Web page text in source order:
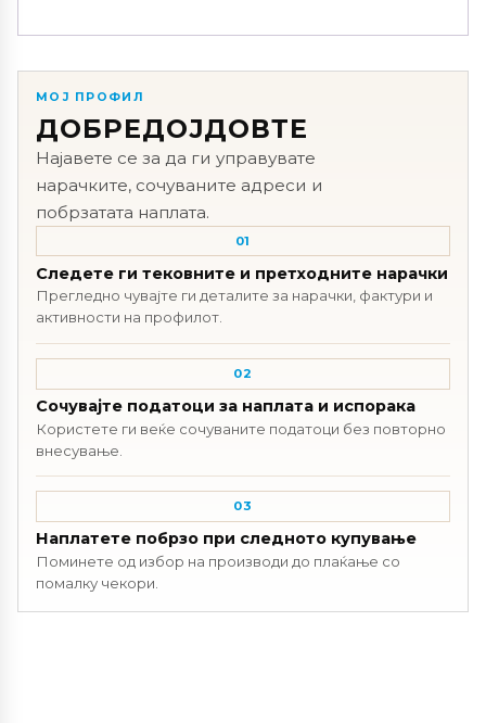
МОЈ ПРОФИЛ
ДОБРЕДОЈДОВТЕ
Најавете се за да ги управувате
нарачките, сочуваните адреси и
побрзатата наплата.
01
Следете ги тековните и претходните нарачки
Прегледно чувајте ги деталите за нарачки, фактури и
активности на профилот.
02
Сочувајте податоци за наплата и испорака
Користете ги веќе сочуваните податоци без повторно
внесување.
03
Наплатете побрзо при следното купување
Поминете од избор на производи до плаќање со
помалку чекори.